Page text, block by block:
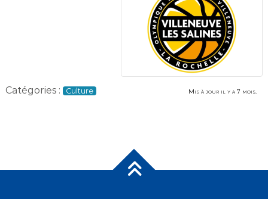
Catégories : Culture Mis à jour il y a 7 mois.